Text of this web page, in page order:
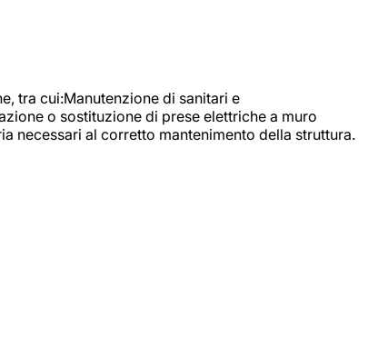
tra cui:Manutenzione di sanitari e
o sostituzione di prese elettriche a muro
necessari al corretto mantenimento della struttura.